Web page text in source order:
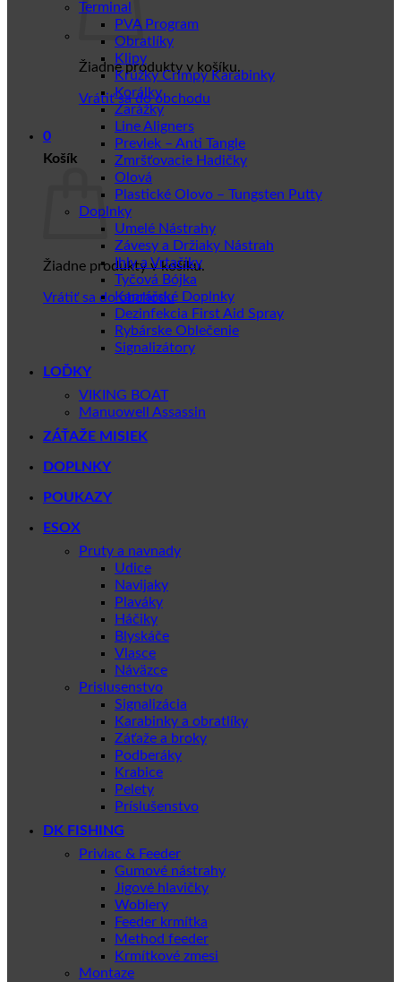
Žiadne produkty v košíku.
Vrátiť sa do obchodu
0
Košík
Žiadne produkty v košíku.
Vrátiť sa do obchodu
Terminal
PVA Program
Obratlíky
Klipy
Krúžky Crimpy Karabinky
Korálky
Zarážky
Line Aligners
Prevlek – Anti Tangle
Zmršťovacie Hadičky
Olová
Plastické Olovo – Tungsten Putty
Doplnky
Umelé Nástrahy
Závesy a Držiaky Nástrah
Ihly a Vrtačiky
Tyčová Bójka
Kaprářské Doplnky
Dezinfekcia First Aid Spray
Rybárske Oblečenie
Signalizátory
LOĎKY
VIKING BOAT
Manuowell Assassin
ZÁŤAŽE MISIEK
DOPLNKY
POUKAZY
ESOX
Pruty a navnady
Udice
Navijaky
Plaváky
Háčiky
Blyskáče
Vlasce
Náväzce
Prislusenstvo
Signalizácia
Karabinky a obratlíky
Záťaže a broky
Podberáky
Krabice
Pelety
Príslušenstvo
DK FISHING
Privlac & Feeder
Gumové nástrahy
Jigové hlavičky
Woblery
Feeder krmítka
Method feeder
Krmítkové zmesi
Montaze